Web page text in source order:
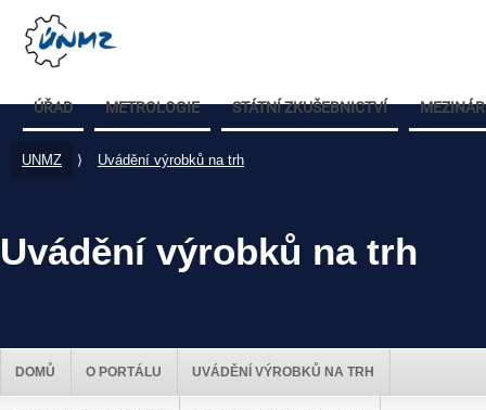
ÚŘAD METROLOGIE STÁTNÍ ZKUŠEBNICTVÍ
UNMZ ⟩ Uvádění výrobků na trh
Uvádění výrobků na trh
DOMŮ O PORTÁLU UVÁDĚNÍ VÝROBKŮ NA TRH